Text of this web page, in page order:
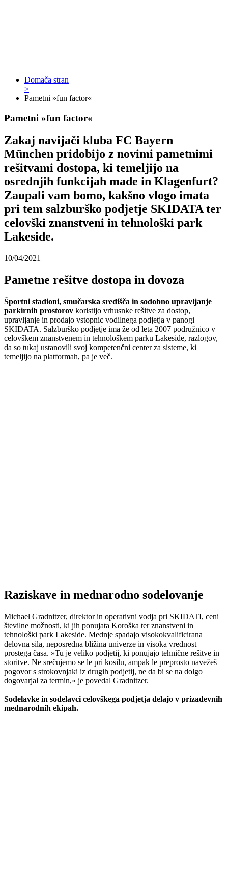
Domača stran
>
Pametni »fun factor«
Pametni »fun factor«
Zakaj navijači kluba FC Bayern
München pridobijo z novimi pametnimi
rešitvami dostopa, ki temeljijo na
osrednjih funkcijah made in Klagenfurt?
Zaupali vam bomo, kakšno vlogo imata
pri tem salzburško podjetje SKIDATA ter
celovški znanstveni in tehnološki park
Lakeside.
10/04/2021
Pametne rešitve dostopa in dovoza
Športni stadioni, smučarska središča in sodobno upravljanje
parkirnih prostorov koristijo vrhusnke rešitve za dostop,
upravljanje in prodajo vstopnic vodilnega podjetja v panogi –
SKIDATA. Salzburško podjetje ima že od leta 2007 podružnico v
celovškem znanstvenem in tehnološkem parku Lakeside, razlogov,
da so tukaj ustanovili svoj kompetenčni center za sisteme, ki
temeljijo na platformah, pa je več.
Raziskave in mednarodno sodelovanje
Michael Gradnitzer, direktor in operativni vodja pri SKIDATI, ceni
številne možnosti, ki jih ponujata Koroška ter znanstveni in
tehnološki park Lakeside. Mednje spadajo visokokvalificirana
delovna sila, neposredna bližina univerze in visoka vrednost
prostega časa. »Tu je veliko podjetij, ki ponujajo tehnične rešitve in
storitve. Ne srečujemo se le pri kosilu, ampak le preprosto navežeš
pogovor s strokovnjaki iz drugih podjetij, ne da bi se na dolgo
dogovarjal za termin,« je povedal Gradnitzer.
Sodelavke in sodelavci celovškega podjetja delajo v prizadevnih
mednarodnih ekipah.